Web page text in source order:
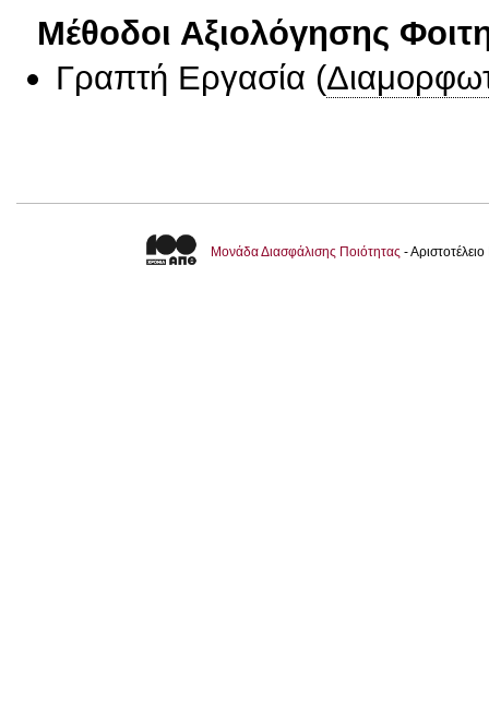
Μέθοδοι Αξιολόγησης
Γραπτή Εργασία (
Μονάδα Διασφάλισης Ποιότητας -